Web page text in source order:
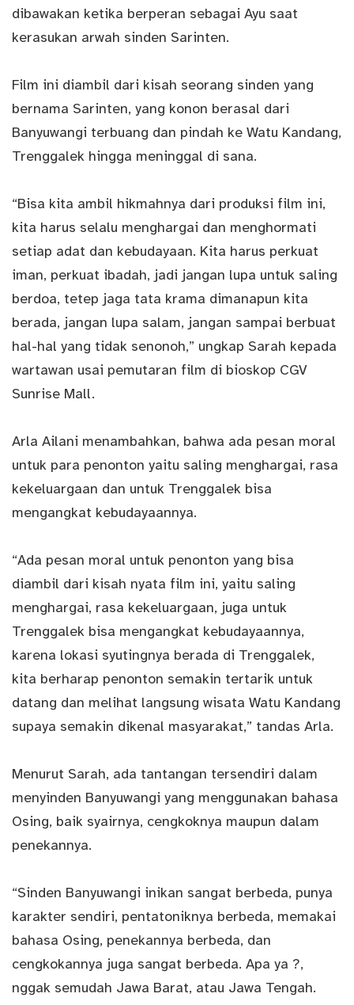
dibawakan ketika berperan sebagai Ayu saat
kerasukan arwah sinden Sarinten.
Film ini diambil dari kisah seorang sinden yang
bernama Sarinten, yang konon berasal dari
Banyuwangi terbuang dan pindah ke Watu Kandang,
Trenggalek hingga meninggal di sana.
“Bisa kita ambil hikmahnya dari produksi film ini,
kita harus selalu menghargai dan menghormati
setiap adat dan kebudayaan. Kita harus perkuat
iman, perkuat ibadah, jadi jangan lupa untuk saling
berdoa, tetep jaga tata krama dimanapun kita
berada, jangan lupa salam, jangan sampai berbuat
hal-hal yang tidak senonoh,” ungkap Sarah kepada
wartawan usai pemutaran film di bioskop CGV
Sunrise Mall.
Arla Ailani menambahkan, bahwa ada pesan moral
untuk para penonton yaitu saling menghargai, rasa
kekeluargaan dan untuk Trenggalek bisa
mengangkat kebudayaannya.
“Ada pesan moral untuk penonton yang bisa
diambil dari kisah nyata film ini, yaitu saling
menghargai, rasa kekeluargaan, juga untuk
Trenggalek bisa mengangkat kebudayaannya,
karena lokasi syutingnya berada di Trenggalek,
kita berharap penonton semakin tertarik untuk
datang dan melihat langsung wisata Watu Kandang
supaya semakin dikenal masyarakat,” tandas Arla.
Menurut Sarah, ada tantangan tersendiri dalam
menyinden Banyuwangi yang menggunakan bahasa
Osing, baik syairnya, cengkoknya maupun dalam
penekannya.
“Sinden Banyuwangi inikan sangat berbeda, punya
karakter sendiri, pentatoniknya berbeda, memakai
bahasa Osing, penekannya berbeda, dan
cengkokannya juga sangat berbeda. Apa ya ?,
nggak semudah Jawa Barat, atau Jawa Tengah.